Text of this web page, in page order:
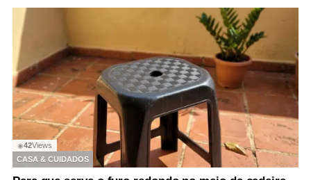
◉42Views
CASA & CUIDADOS